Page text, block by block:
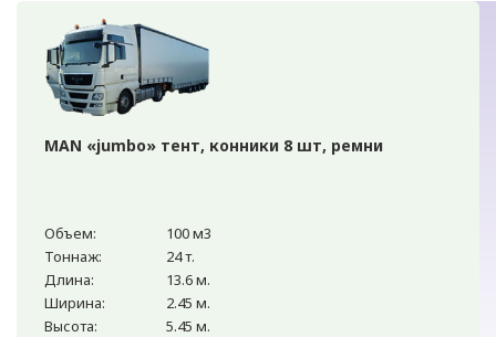
MAN «jumbo» тент, конники 8 шт, ремни
Объем:
100 м3
Тоннаж:
24 т.
Длина:
13.6 м.
Ширина:
2.45 м.
Высота:
5.45 м.